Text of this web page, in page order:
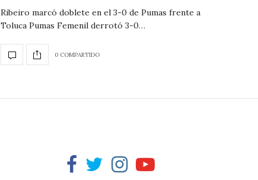
Ribeiro marcó doblete en el 3-0 de Pumas frente a
Toluca Pumas Femenil derrotó 3-0…
0 COMPARTIDO